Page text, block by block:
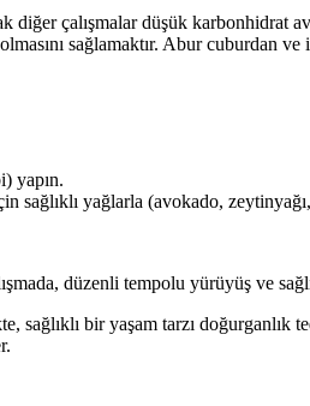
çalışmalar düşük karbonhidrat
sağlamaktır. Abur cuburdan
yapın.
yağlarla (avokado,
düzenli tempolu yürüyüş ve
sağlıklı bir yaşam tarzı